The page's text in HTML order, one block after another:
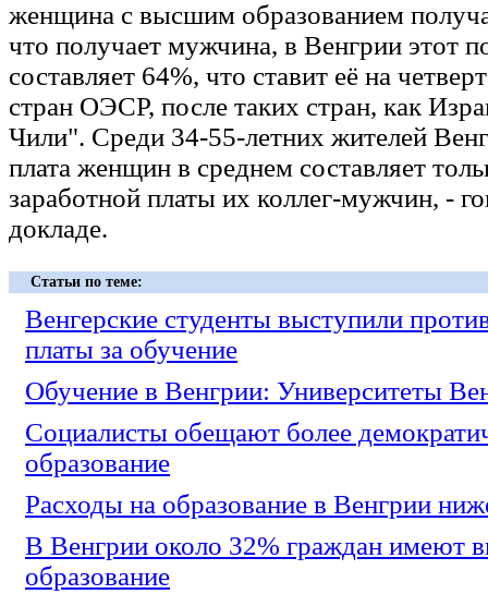
женщина с высшим образованием
что получает мужчина, в Венгрии этот
составляет 64%, что ставит её на
стран ОЭСР, после таких стран, как
Чили". Среди 34-55-летних жителей
плата женщин в среднем составляет
заработной платы их коллег-мужчин, -
докладе.
Статьи по теме:
Венгерские студенты выступили
платы за обучение
Обучение в Венгрии: Университеты
Социалисты обещают более
образование
Расходы на образование в Венгрии
В Венгрии около 32% граждан имеют
образование